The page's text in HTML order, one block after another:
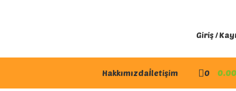
Giriş /
Hakkımızdaİletişim 0 0.00